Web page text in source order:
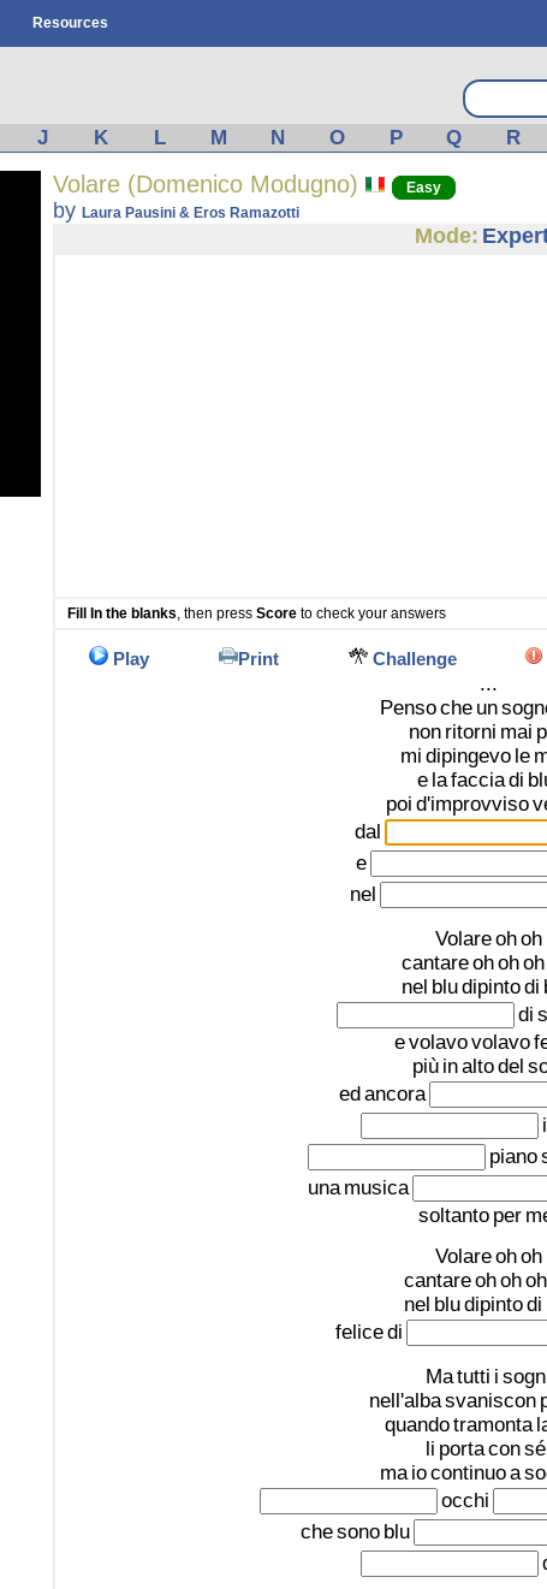
Resources
J K L M N O P Q R
Volare (Domenico Modugno) Easy
by Laura Pausini & Eros Ramazotti
Mode:
Fill In the blanks, then press Scoreto check your answers
Play Print Challenge
...
Pensoche un
non ritorni mai
mi dipingevo le
e lafacciadi
poi d'improvviso
dal
e
nel
Volareohoh
cantareohohoh
nel bludipintodi
di
evolavovolavo
più inaltodel
edancora
piano
una musica
soltanto per
Volareohoh
cantareohohoh
nel bludipintodi
felicedi
Matutti i
nell'albasvaniscon
quandotramonta
li portacon
ma iocontinuoa
occhi
chesono blu